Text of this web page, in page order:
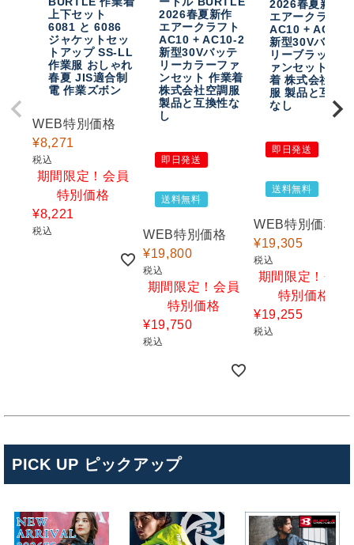
上下セット
6081 と 6086
ジャケットセッ
トアップ SS-LL
作業服 おしゃれ
春夏 JIS適合制
電 作業ズボン
WEB特別価格
¥8,271
税込
期間限定！会員
特別価格
¥8,221
税込
2026春夏新作
エアークラフト
AC10 + AC10-2
新型30Vバッテ
リーカラーファ
ンセット 作業着
株式会社空調服
製品と互換性な
し
即日発送
送料無料
WEB特別価格
¥19,800
税込
期間限定！会員
特別価格
¥19,750
税込
2026春夏新作
エアークラフト
AC10 + AC10-
新型30Vバッテ
リーブラックフ
ァンセット 作業
着 株式会社空調
服 製品と互換性
なし
即日発送
送料無料
WEB特別価格
¥19,305
税込
期間限定！会員
特別価格
¥19,255
税込
PICK UP ピックアップ